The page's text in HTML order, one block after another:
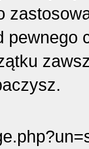
pewnego